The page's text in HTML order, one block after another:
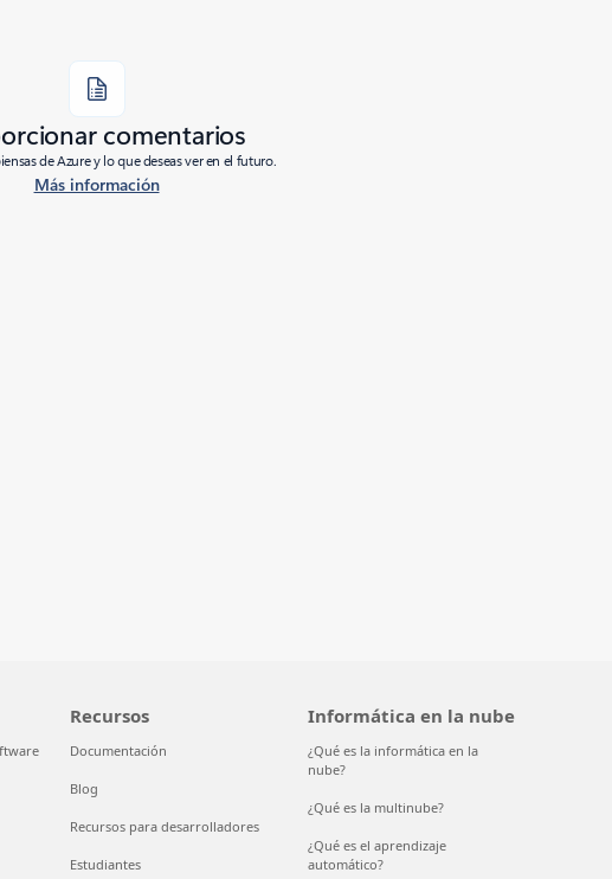
comentarios
de Azure y lo que deseas ver en el futuro.
Más información
Recursos
Documentación
Blog
Recursos para desarrolladores
Estudiantes
Informática en la nube
¿Qué es la informática en la
nube?
¿Qué es la multinube?
¿Qué es el aprendizaje
automático?